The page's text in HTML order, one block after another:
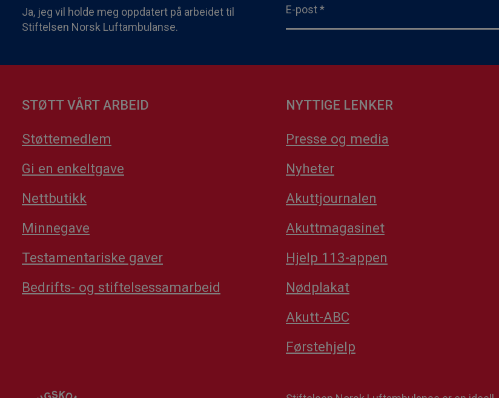
Ja, jeg vil holde meg oppdatert på arbeidet til
Stiftelsen Norsk Luftambulanse.
E-post*
STØTT VÅRT ARBEID
Støttemedlem
Gi en enkeltgave
Nettbutikk
Minnegave
Testamentariske gaver
Bedrifts- og stiftelsessamarbeid
NYTTIGE LENKER
Presse og media
Nyheter
Akuttjournalen
Akuttmagasinet
Hjelp 113-appen
Nødplakat
Akutt-ABC
Førstehjelp